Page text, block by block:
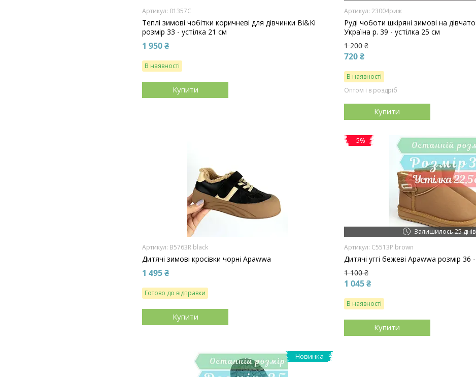
01357C
Теплі зимові чобітки коричневі для дівчинки Bi&Ki
розмір 33 - устілка 21 см
1 950 ₴
В наявності
Купити
23004риж
Руді чоботи шкіряні зимові на
Україна р. 39 - устілка 25 см
1 200 ₴
720 ₴
В наявності
Оптом і в роздріб
Купити
B5763R black
Дитячі зимові кросівки чорні Apawwa
1 495 ₴
Готово до відправки
Купити
–5%
Залишилось 25 днів
C5513P brown
Дитячі уггі бежеві Apawwa розмір 36
1 100 ₴
1 045 ₴
В наявності
Купити
Новинка